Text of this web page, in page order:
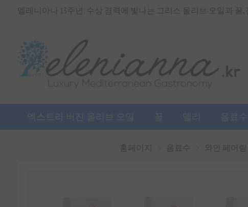
엘레니아나 13주년: 수상 경력에 빛나는 그리스 올리브 오일과 꿀,
엑스트라 버진 올리브 오일 꿀 델리 음료수
홈페이지 음료수 와인 페어링